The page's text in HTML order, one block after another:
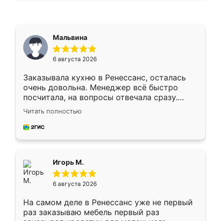
Мальвина
6 августа 2026
Заказывала кухню в Ренессанс, осталась
очень довольна. Менеджер всё быстро
посчитала, на вопросы отвечала сразу.
Замерщик приехал в субботу, подошёл к
делу со всей ответственностью. Собрали
за день, ребята работали аккуратно, даже
Читать полностью
Игорь М.
6 августа 2026
На самом деле в Ренессанс уже не первый
раз заказываю мебель первый раз